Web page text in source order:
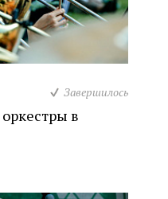
Завершилось
в